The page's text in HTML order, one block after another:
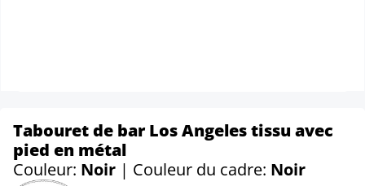
Tabouret de bar Los Angeles tissu avec
pied en métal
Couleur: Noir | Couleur du cadre: Noir